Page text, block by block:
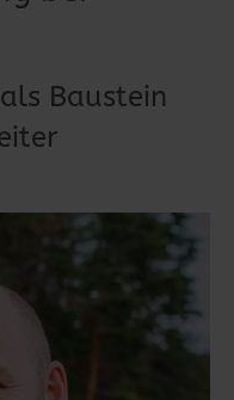
Baustein